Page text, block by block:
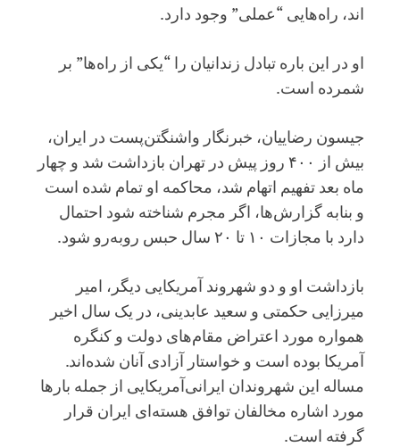
اند، راه‌هایی “عملی” وجود دارد.
او در این باره تبادل زندانیان را “یکی از راه‌ها” بر
شمرده است.
جیسون رضاییان، خبرنگار واشنگتن‌پست در ایران،
بیش از ۴۰۰ روز پیش در تهران بازداشت شد و چهار
ماه بعد تفهیم اتهام شد، محاکمه او تمام شده است
و بنابه گزارش‌ها، اگر مجرم شناخته شود احتمال
دارد با مجازات ۱۰ تا ۲۰ سال حبس روبه‌رو شود.
بازداشت او و دو شهروند آمریکایی دیگر، امیر
میرزایی حکمتی و سعید عابدینی، در یک سال اخیر
همواره مورد اعتراض مقام‌های دولت و کنگره
آمریکا بوده است و خواستار آزادی آنان شده‌اند.
مساله این شهروندان ایرانی‌‌آمریکایی از جمله بارها
مورد اشاره مخالفان توافق هسته‌‌ای ایران قرار
گرفته است.